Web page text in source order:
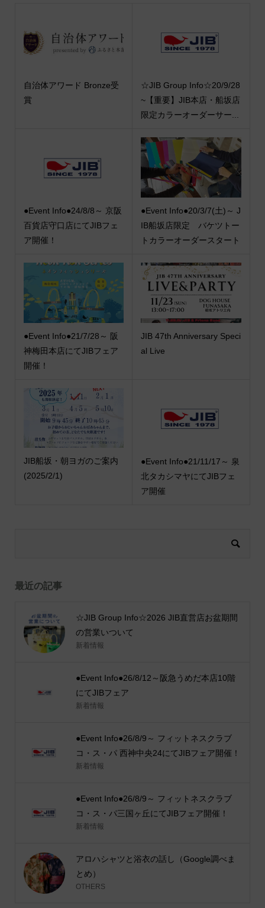
自治体アワード Bronze受
賞
☆JIB Group Info☆20/9/28
~【重要】JIB本店・船坂店
限定カラーオーダーサー...
●Event Info●24/8/8～ 京阪
百貨店守口店にてJIBフェ
ア開催！
●Event Info●20/3/7(土)～ J
IB船坂店限定 バケツトー
トカラーオーダースタート
●Event Info●21/7/28～ 阪
神梅田本店にてJIBフェア
開催！
JIB 47th Anniversary Speci
al Live
JIB船坂・朝ヨガのご案内
(2025/2/1)
●Event Info●21/11/17～ 泉
北タカシマヤにてJIBフェ
ア開催
最近の記事
☆JIB Group Info☆2026 JIB直営店お盆期間
の営業いついて
新着情報
●Event Info●26/8/12～阪急うめだ本店10階
にてJIBフェア
新着情報
●Event Info●26/8/9～ フィットネスクラブ
コ・ス・パ 西神中央24にてJIBフェア開催！
新着情報
●Event Info●26/8/9～ フィットネスクラブ
コ・ス・パ三国ヶ丘にてJIBフェア開催！
新着情報
アロハシャツと浴衣の話し（Google調べま
とめ）
OTHERS